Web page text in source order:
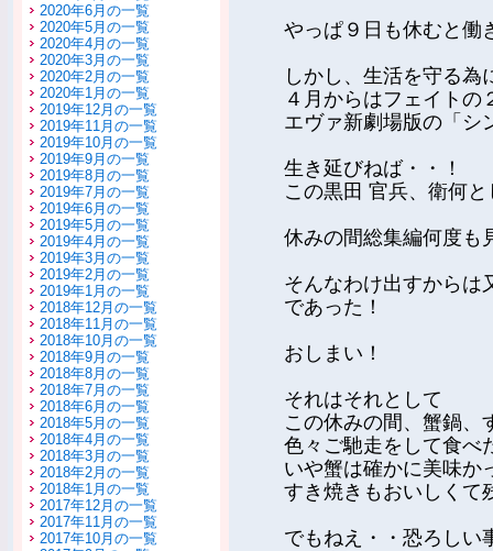
2020年6月の一覧
2020年5月の一覧
2020年4月の一覧
2020年3月の一覧
2020年2月の一覧
2020年1月の一覧
2019年12月の一覧
2019年11月の一覧
2019年10月の一覧
2019年9月の一覧
2019年8月の一覧
2019年7月の一覧
2019年6月の一覧
2019年5月の一覧
2019年4月の一覧
2019年3月の一覧
2019年2月の一覧
2019年1月の一覧
2018年12月の一覧
2018年11月の一覧
2018年10月の一覧
2018年9月の一覧
2018年8月の一覧
2018年7月の一覧
2018年6月の一覧
2018年5月の一覧
2018年4月の一覧
2018年3月の一覧
2018年2月の一覧
2018年1月の一覧
2017年12月の一覧
2017年11月の一覧
2017年10月の一覧
やっぱ９日も休むと働
しかし、生活を守る為
４月からはフェイトの
エヴァ新劇場版の「シ
生き延びねば・・！
この黒田 官兵、衛何
休みの間総集編何度も
そんなわけ出すからは
であった！
おしまい！
それはそれとして
この休みの間、蟹鍋、
色々ご馳走をして食べ
いや蟹は確かに美味か
すき焼きもおいしくて
でもねえ・・恐ろしい